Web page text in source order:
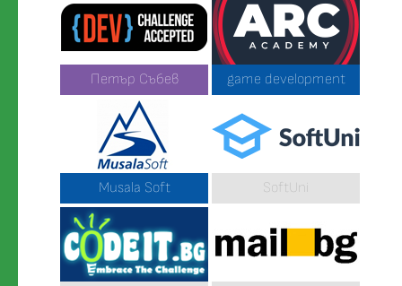
Петър Събев game development
Musala Soft SoftUni